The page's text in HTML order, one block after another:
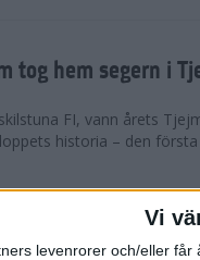
Vi
levenrorer och/eller
tog hem segern i
FI, vann årets
historia – den
på 12 år i